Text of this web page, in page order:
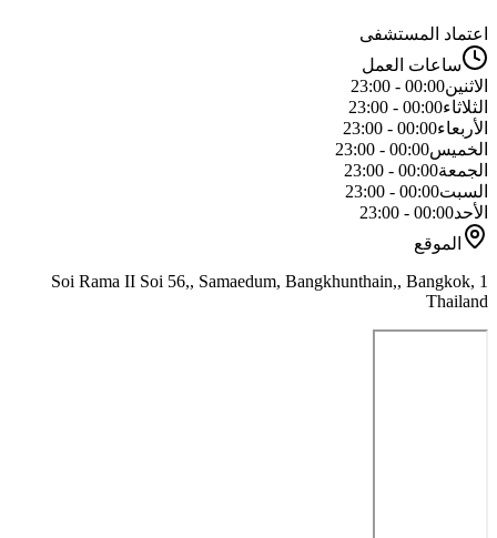
اعتماد المستشفى
ساعات العمل
الاثنين00:00 - 23:00
الثلاثاء00:00 - 23:00
الأربعاء00:00 - 23:00
الخميس00:00 - 23:00
الجمعة00:00 - 23:00
السبت00:00 - 23:00
الأحد00:00 - 23:00
الموقع
1 Soi Rama II Soi 56,, Samaedum, Bangkhunthain,, Bangkok,
Thailand